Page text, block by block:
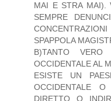
MAI E STRA MAI).
SEMPRE
SPAPPOLA
B)TANTO
OCCIDENTALE AL
ESISTE UN
OCCIDENTALE
DIRETTO O